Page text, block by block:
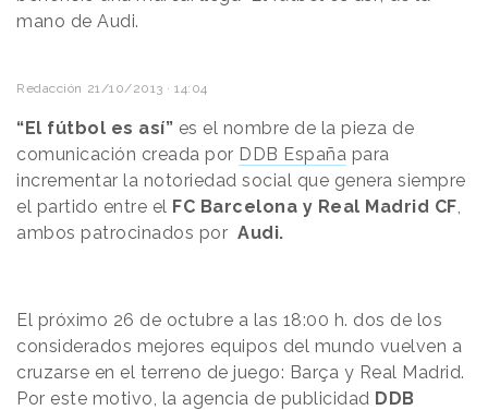
mano de Audi.
Redacción 21/10/2013 · 14:04
“El fútbol es así” es el nombre de la pieza de
comunicación creada por DDB España para
incrementar la notoriedad social que genera siempre
el partido entre el FC Barcelona y Real Madrid CF
ambos patrocinados por Audi.
El próximo 26 de octubre a las 18:00 h. dos de los
considerados mejores equipos del mundo vuelven a
cruzarse en el terreno de juego: Barça y Real Madrid.
Por este motivo, la agencia de publicidad DDB